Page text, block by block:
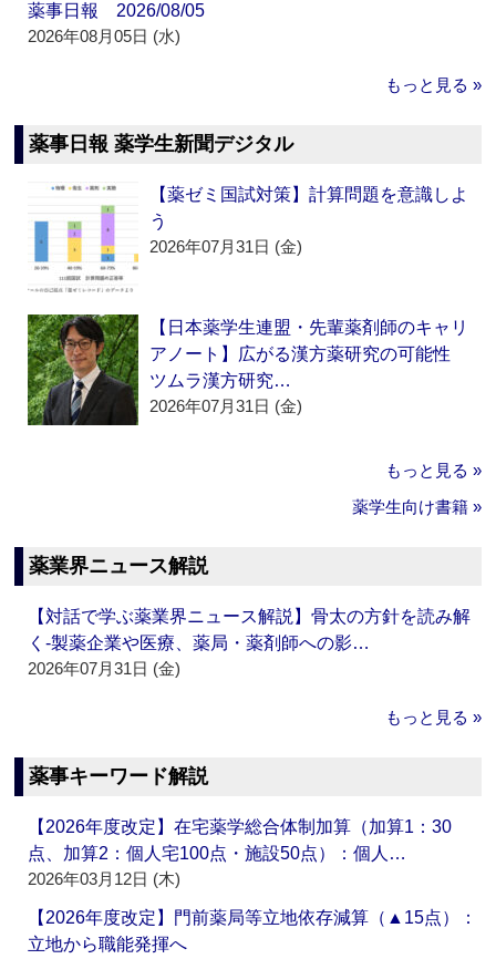
薬事日報 2026/08/05
2026年08月05日 (水)
もっと見る »
薬事日報 薬学生新聞デジタル
【薬ゼミ国試対策】計算問題を意識しよ
う
2026年07月31日 (金)
【日本薬学生連盟・先輩薬剤師のキャリ
アノート】広がる漢方薬研究の可能性
ツムラ漢方研究…
2026年07月31日 (金)
もっと見る »
薬学生向け書籍 »
薬業界ニュース解説
【対話で学ぶ薬業界ニュース解説】骨太の方針を読み解
く‐製薬企業や医療、薬局・薬剤師への影…
2026年07月31日 (金)
もっと見る »
薬事キーワード解説
【2026年度改定】在宅薬学総合体制加算（加算1：30
点、加算2：個人宅100点・施設50点）：個人…
2026年03月12日 (木)
【2026年度改定】門前薬局等立地依存減算（▲15点）：
立地から職能発揮へ